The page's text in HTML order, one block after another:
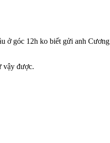
ở góc 12h ko biết gửi anh
vậy được.